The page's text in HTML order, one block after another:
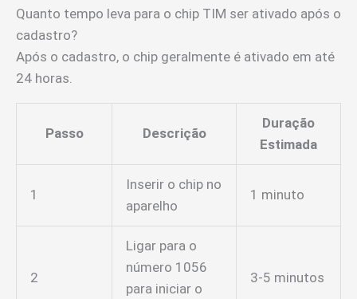
Quanto tempo leva para o chip TIM ser ativado após o
cadastro?
Após o cadastro, o chip geralmente é ativado em até
24 horas.
Passo Descrição
Duração
Estimada
1
Inserir o chip no
aparelho
1 minuto
2
Ligar para o
número 1056
para iniciar o
3-5 minutos